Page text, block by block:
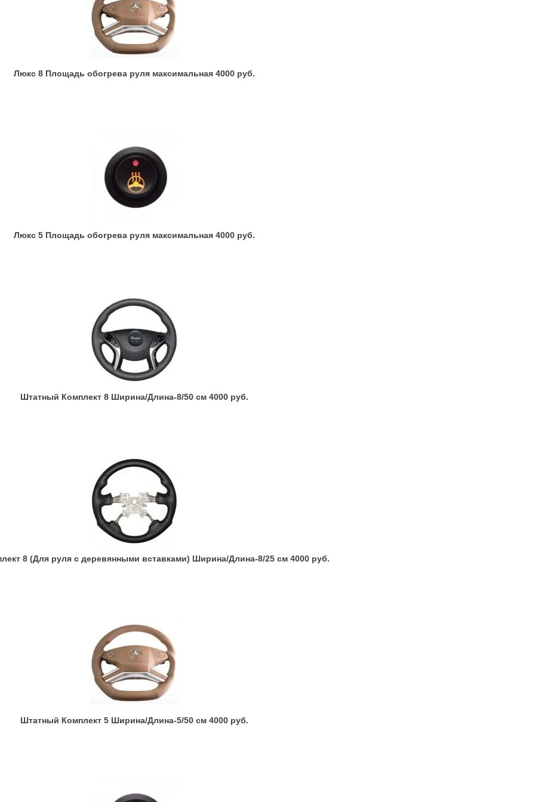
Люкс 8 Площадь обогрева руля максимальная 4000 руб.
Люкс 5 Площадь обогрева руля максимальная 4000 руб.
Штатный Комплект 8 Ширина/Длина-8/50 см 4000 руб.
8 (Для руля с деревянными вставками) Ширина/Длина-8/25 см 4000 руб.
Штатный Комплект 5 Ширина/Длина-5/50 см 4000 руб.